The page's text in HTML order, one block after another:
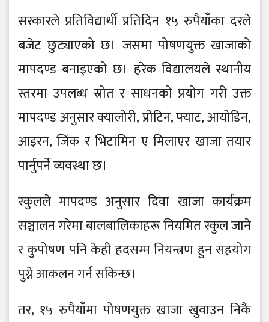
सरकारले प्रतिविद्यार्थी प्रतिदिन १५ रुपैयाँका दरले
बजेट छुट्याएको छ। जसमा पोषणयुक्त खाजाको
मापदण्ड बनाइएको छ। हरेक विद्यालयले स्थानीय
स्तरमा उपलब्ध स्रोत र साधनको प्रयोग गरी उक्त
मापदण्ड अनुसार क्यालोरी, प्रोटिन, फ्याट, आयोडिन,
आइरन, जिंक र भिटामिन ए मिलाएर खाजा तयार
पार्नुपर्ने व्यवस्था छ।
स्कुलले मापदण्ड अनुसार दिवा खाजा कार्यक्रम
सञ्चालन गरेमा बालबालिकाहरू नियमित स्कुल जाने
र कुपोषण पनि केही हदसम्म नियन्त्रण हुन सहयोग
पुग्ने आकलन गर्न सकिन्छ।
तर, १५ रुपैयाँमा पोषणयुक्त खाजा खुवाउन निकै